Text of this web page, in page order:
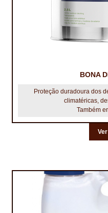
BONA
Proteção duradoura dos
climatéricas,
Também